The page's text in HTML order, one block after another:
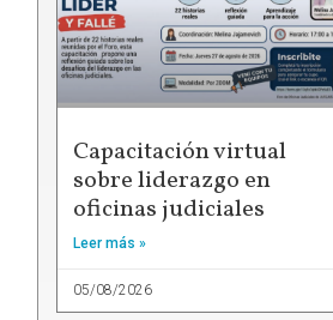
Capacitación virtual
sobre liderazgo en
oficinas judiciales
Leer más »
05/08/2026